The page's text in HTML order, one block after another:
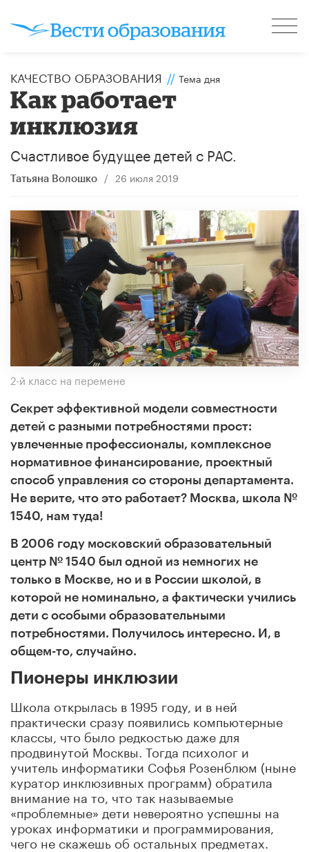
КАЧЕСТВО ОБРАЗОВАНИЯ // Тема дня
Как работает
инклюзия
Счастливое будущее детей с РАС.
Татьяна Волошко / 26 июля 2019
2-й класс на перемене
Секрет эффективной модели совместности
детей с разными потребностями прост:
увлеченные профессионалы, комплексное
нормативное финансирование, проектный
способ управления со стороны департамента.
Не верите, что это работает? Москва, школа №
1540, нам туда!
В 2006 году московский образовательный
центр № 1540 был одной из немногих не
только в Москве, но и в России школой, в
которой не номинально, а фактически учились
дети с особыми образовательными
потребностями. Получилось интересно. И, в
общем-то, случайно.
Пионеры инклюзии
Школа открылась в 1995 году, и в ней
практически сразу появились компьютерные
классы, что было редкостью даже для
продвинутой Москвы. Тогда психолог и
учитель информатики Софья Розенблюм (ныне
куратор инклюзивных программ) обратила
внимание на то, что так называемые
«проблемные» дети невероятно успешны на
уроках информатики и программирования,
чего не скажешь об остальных предметах.